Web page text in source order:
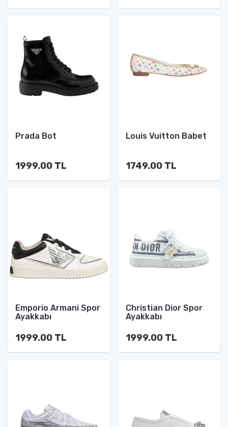
Prada Bot
1999.00 TL
Louis Vuitton Babet
1749.00 TL
Emporio Armani Spor
Ayakkabı
1999.00 TL
Christian Dior Spor
Ayakkabı
1999.00 TL